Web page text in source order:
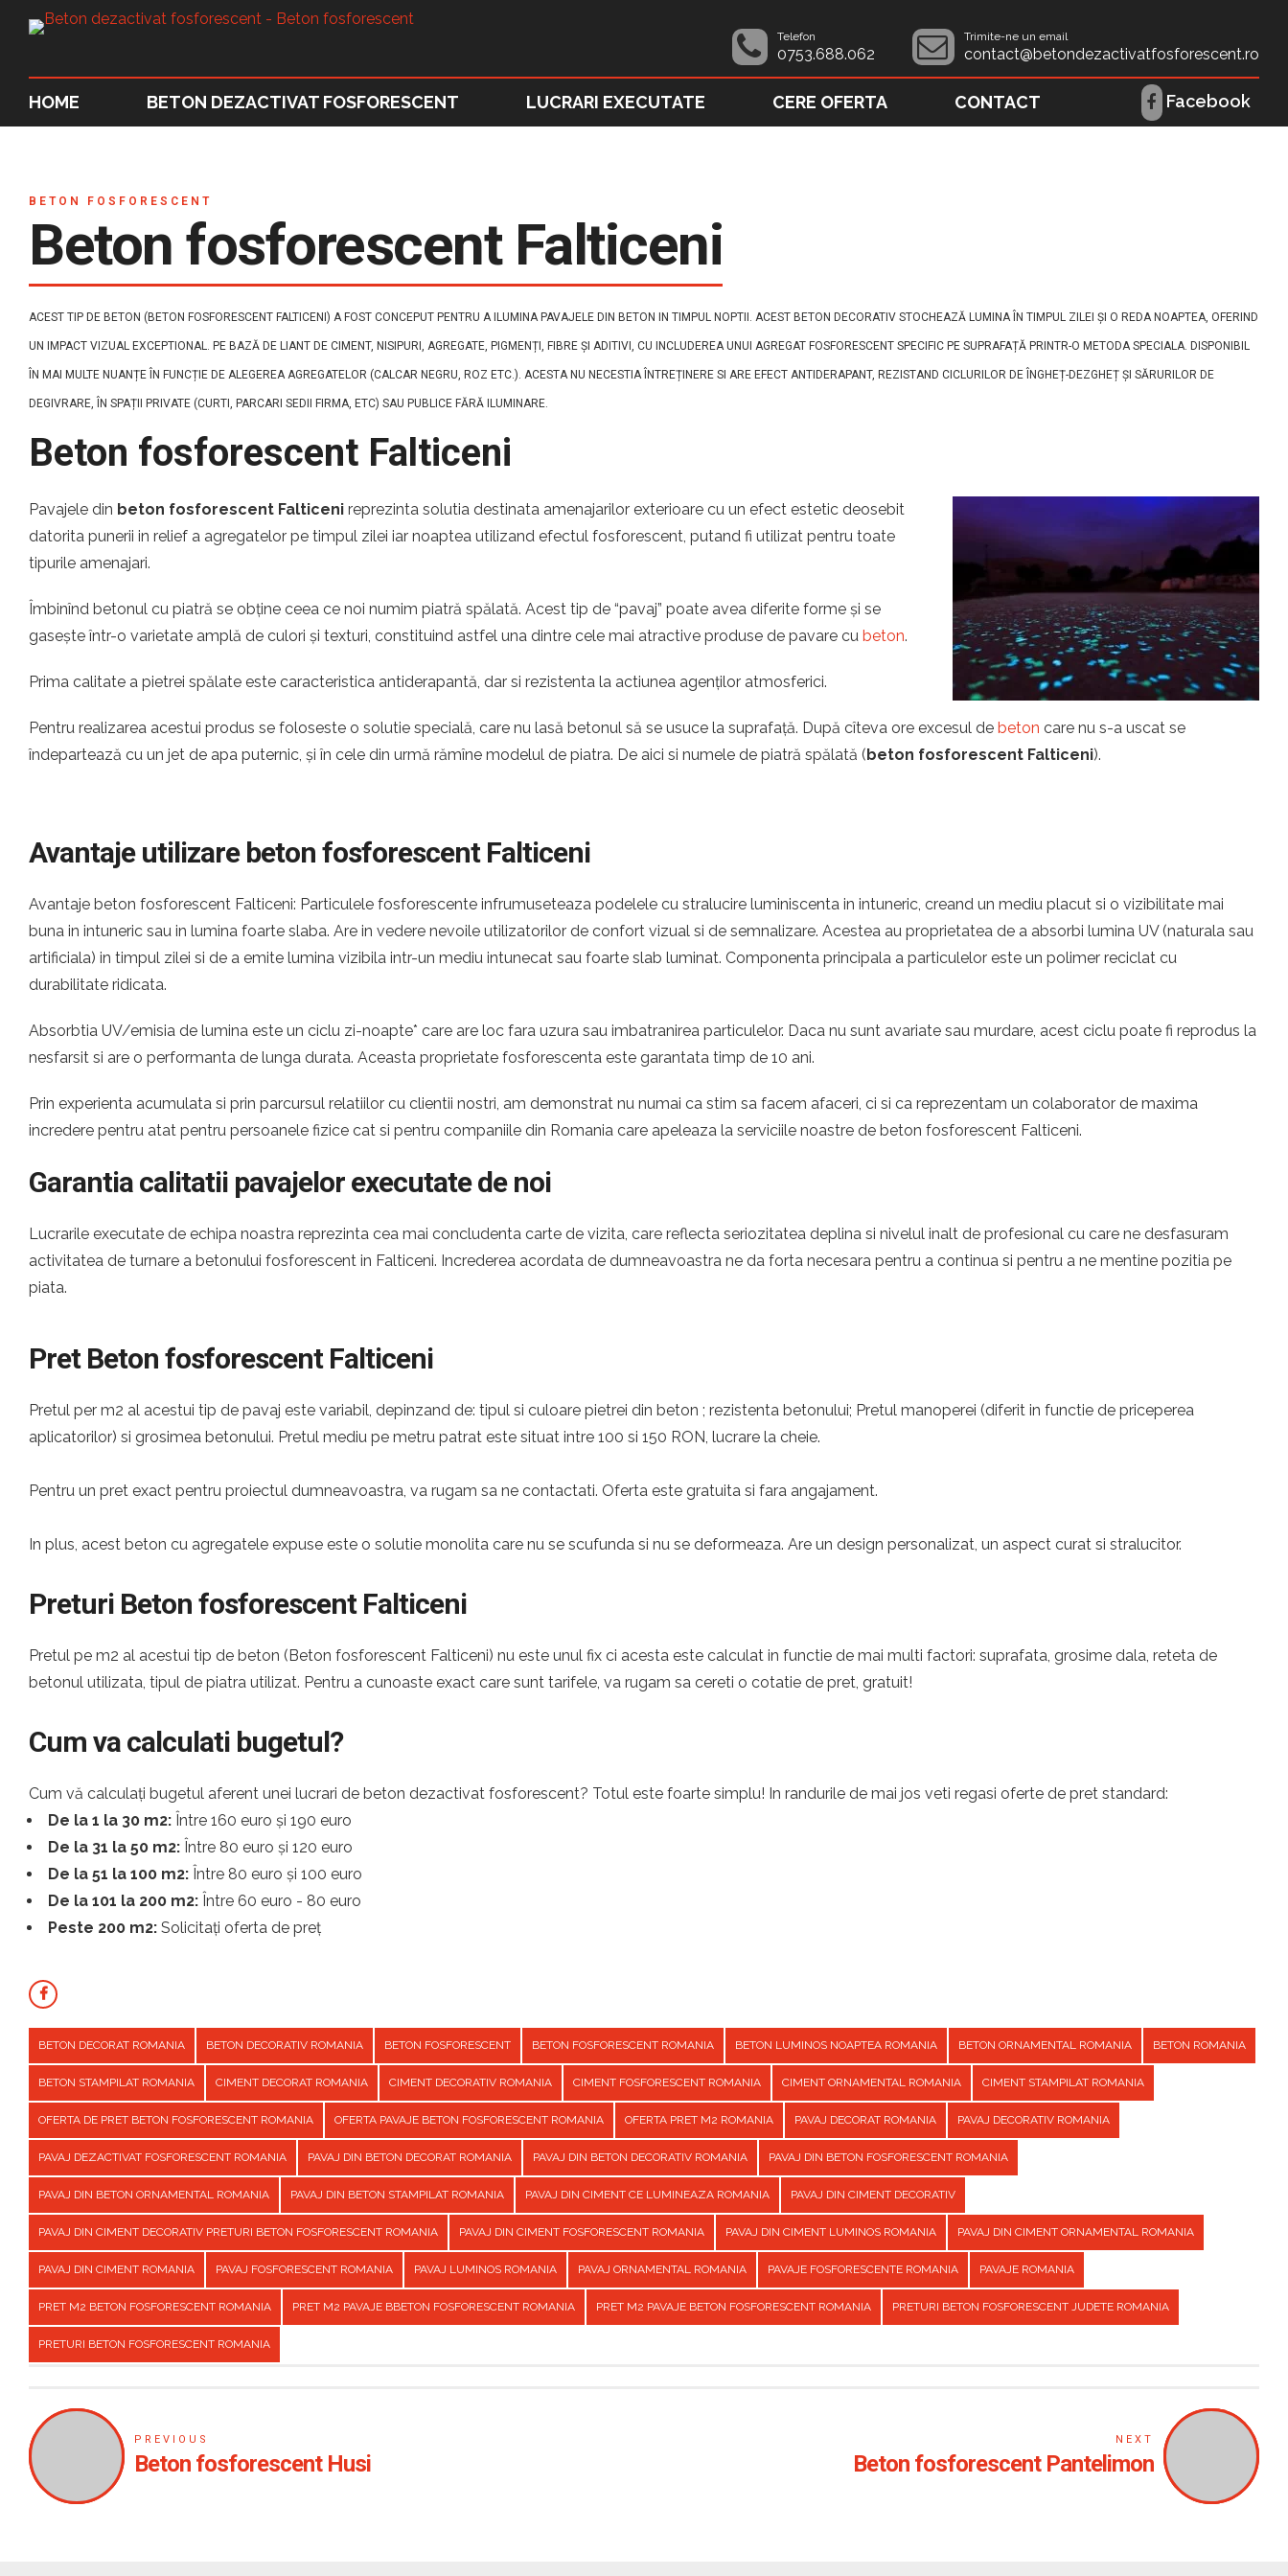
Telefon
0753.688.062
Trimite-ne un email
contact@betondezactivatfosforescent.ro
Facebook
HOME BETON DEZACTIVAT FOSFORESCENT LUCRARI EXECUTATE CERE OFERTA CONTACT
BETON FOSFORESCENT
Beton fosforescent Falticeni
ACEST TIP DE BETON (BETON FOSFORESCENT FALTICENI) A FOST CONCEPUT PENTRU A ILUMINA PAVAJELE DIN BETON IN TIMPUL NOPTII. ACEST BETON DECORATIV STOCHEAZĂ LUMINA ÎN TIMPUL ZILEI ȘI O REDA NOAPTEA, OFERIND
UN IMPACT VIZUAL EXCEPTIONAL. PE BAZĂ DE LIANT DE CIMENT, NISIPURI, AGREGATE, PIGMENȚI, FIBRE ȘI ADITIVI, CU INCLUDEREA UNUI AGREGAT FOSFORESCENT SPECIFIC PE SUPRAFAȚĂ PRINTR-O METODA SPECIALA. DISPONIBIL
ÎN MAI MULTE NUANȚE ÎN FUNCȚIE DE ALEGEREA AGREGATELOR (CALCAR NEGRU, ROZ ETC.). ACESTA NU NECESTIA ÎNTREȚINERE SI ARE EFECT ANTIDERAPANT, REZISTAND CICLURILOR DE ÎNGHEȚ-DEZGHEȚ ȘI SĂRURILOR DE
DEGIVRARE, ÎN SPAȚII PRIVATE (CURTI, PARCARI SEDII FIRMA, ETC) SAU PUBLICE FĂRĂ ILUMINARE.
Beton fosforescent Falticeni
Pavajele din beton fosforescent Falticeni reprezinta solutia destinata amenajarilor exterioare cu un efect estetic deosebit
datorita punerii in relief a agregatelor pe timpul zilei iar noaptea utilizand efectul fosforescent, putand fi utilizat pentru toate
tipurile amenajari.
Îmbinînd betonul cu piatră se obține ceea ce noi numim piatră spălată. Acest tip de “pavaj” poate avea diferite forme și se
gasește într-o varietate amplă de culori și texturi, constituind astfel una dintre cele mai atractive produse de pavare cu beton.
Prima calitate a pietrei spălate este caracteristica antiderapantă, dar si rezistenta la actiunea agenților atmosferici.
Pentru realizarea acestui produs se foloseste o solutie specială, care nu lasă betonul să se usuce la suprafață. După cîteva ore excesul de beton care nu s-a uscat se
îndepartează cu un jet de apa puternic, și în cele din urmă rămîne modelul de piatra. De aici si numele de piatră spălată (beton fosforescent Falticeni).
Avantaje utilizare beton fosforescent Falticeni
Avantaje beton fosforescent Falticeni: Particulele fosforescente infrumuseteaza podelele cu stralucire luminiscenta in intuneric, creand un mediu placut si o vizibilitate mai
buna in intuneric sau in lumina foarte slaba. Are in vedere nevoile utilizatorilor de confort vizual si de semnalizare. Acestea au proprietatea de a absorbi lumina UV (naturala sau
artificiala) in timpul zilei si de a emite lumina vizibila intr-un mediu intunecat sau foarte slab luminat. Componenta principala a particulelor este un polimer reciclat cu
durabilitate ridicata.
Absorbtia UV/emisia de lumina este un ciclu zi-noapte* care are loc fara uzura sau imbatranirea particulelor. Daca nu sunt avariate sau murdare, acest ciclu poate fi reprodus la
nesfarsit si are o performanta de lunga durata. Aceasta proprietate fosforescenta este garantata timp de 10 ani.
Prin experienta acumulata si prin parcursul relatiilor cu clientii nostri, am demonstrat nu numai ca stim sa facem afaceri, ci si ca reprezentam un colaborator de maxima
incredere pentru atat pentru persoanele fizice cat si pentru companiile din Romania care apeleaza la serviciile noastre de beton fosforescent Falticeni.
Garantia calitatii pavajelor executate de noi
Lucrarile executate de echipa noastra reprezinta cea mai concludenta carte de vizita, care reflecta seriozitatea deplina si nivelul inalt de profesional cu care ne desfasuram
activitatea de turnare a betonului fosforescent in Falticeni. Increderea acordata de dumneavoastra ne da forta necesara pentru a continua si pentru a ne mentine pozitia pe
piata.
Pret Beton fosforescent Falticeni
Pretul per m2 al acestui tip de pavaj este variabil, depinzand de: tipul si culoare pietrei din beton ; rezistenta betonului; Pretul manoperei (diferit in functie de priceperea
aplicatorilor) si grosimea betonului. Pretul mediu pe metru patrat este situat intre 100 si 150 RON, lucrare la cheie.
Pentru un pret exact pentru proiectul dumneavoastra, va rugam sa ne contactati. Oferta este gratuita si fara angajament.
In plus, acest beton cu agregatele expuse este o solutie monolita care nu se scufunda si nu se deformeaza. Are un design personalizat, un aspect curat si stralucitor.
Preturi Beton fosforescent Falticeni
Pretul pe m2 al acestui tip de beton (Beton fosforescent Falticeni) nu este unul fix ci acesta este calculat in functie de mai multi factori: suprafata, grosime dala, reteta de
betonul utilizata, tipul de piatra utilizat. Pentru a cunoaste exact care sunt tarifele, va rugam sa cereti o cotatie de pret, gratuit!
Cum va calculati bugetul?
Cum vă calculați bugetul aferent unei lucrari de beton dezactivat fosforescent? Totul este foarte simplu! In randurile de mai jos veti regasi oferte de pret standard:
De la 1 la 30 m2: Între 160 euro și 190 euro
De la 31 la 50 m2: Între 80 euro și 120 euro
De la 51 la 100 m2: Între 80 euro și 100 euro
De la 101 la 200 m2: Între 60 euro - 80 euro
Peste 200 m2: Solicitați oferta de preț
BETON DECORAT ROMANIA BETON DECORATIV ROMANIA BETON FOSFORESCENT BETON FOSFORESCENT ROMANIA BETON LUMINOS NOAPTEA ROMANIA BETON ORNAMENTAL ROMANIA BETON ROMANIA
BETON STAMPILAT ROMANIA CIMENT DECORAT ROMANIA CIMENT DECORATIV ROMANIA CIMENT FOSFORESCENT ROMANIA CIMENT ORNAMENTAL ROMANIA CIMENT STAMPILAT ROMANIA
OFERTA DE PRET BETON FOSFORESCENT ROMANIA OFERTA PAVAJE BETON FOSFORESCENT ROMANIA OFERTA PRET M2 ROMANIA PAVAJ DECORAT ROMANIA PAVAJ DECORATIV ROMANIA
PAVAJ DEZACTIVAT FOSFORESCENT ROMANIA PAVAJ DIN BETON DECORAT ROMANIA PAVAJ DIN BETON DECORATIV ROMANIA PAVAJ DIN BETON FOSFORESCENT ROMANIA
PAVAJ DIN BETON ORNAMENTAL ROMANIA PAVAJ DIN BETON STAMPILAT ROMANIA PAVAJ DIN CIMENT CE LUMINEAZA ROMANIA PAVAJ DIN CIMENT DECORATIV
PAVAJ DIN CIMENT DECORATIV PRETURI BETON FOSFORESCENT ROMANIA PAVAJ DIN CIMENT FOSFORESCENT ROMANIA PAVAJ DIN CIMENT LUMINOS ROMANIA PAVAJ DIN CIMENT ORNAMENTAL ROMANIA
PAVAJ DIN CIMENT ROMANIA PAVAJ FOSFORESCENT ROMANIA PAVAJ LUMINOS ROMANIA PAVAJ ORNAMENTAL ROMANIA PAVAJE FOSFORESCENTE ROMANIA PAVAJE ROMANIA
PRET M2 BETON FOSFORESCENT ROMANIA PRET M2 PAVAJE BBETON FOSFORESCENT ROMANIA PRET M2 PAVAJE BETON FOSFORESCENT ROMANIA PRETURI BETON FOSFORESCENT JUDETE ROMANIA
PRETURI BETON FOSFORESCENT ROMANIA
PREVIOUS
Beton fosforescent Husi
NEXT
Beton fosforescent Pantelimon